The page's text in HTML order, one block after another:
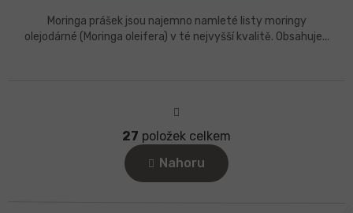
Moringa prášek jsou najemno namleté listy moringy
olejodárné (Moringa oleifera) v té nejvyšší kvalitě. Obsahuje...
O
v
t
r
á
n
k
o
27 položek celkem
Nahoru